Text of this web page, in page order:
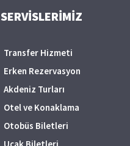
SERVİSLERİMİZ
Transfer Hizmeti
Erken Rezervasyon
Akdeniz Turları
Otel ve Konaklama
Otobüs Biletleri
Uçak Biletleri